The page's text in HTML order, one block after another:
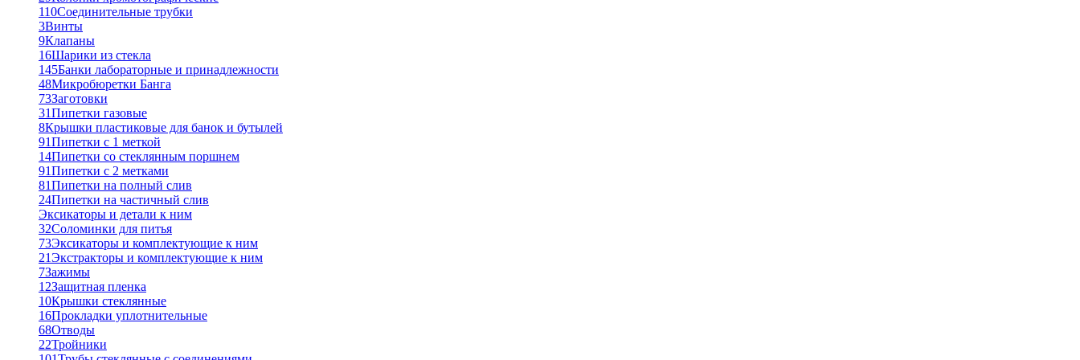
110Соединительные трубки
3Винты
9Клапаны
16Шарики из стекла
145Банки лабораторные и принадлежности
48Микробюретки Банга
73Заготовки
31Пипетки газовые
8Крышки пластиковые для банок и бутылей
91Пипетки с 1 меткой
14Пипетки со стеклянным поршнем
91Пипетки с 2 метками
81Пипетки на полный слив
24Пипетки на частичный слив
Эксикаторы и детали к ним
32Соломинки для питья
73Эксикаторы и комплектующие к ним
21Экстракторы и комплектующие к ним
7Зажимы
12Защитная пленка
10Крышки стеклянные
16Прокладки уплотнительные
68Отводы
22Тройники